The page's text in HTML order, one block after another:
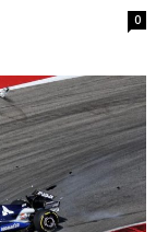
0